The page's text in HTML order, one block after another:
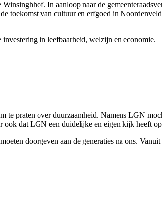
In aanloop naar de
toekomst van cultuur en erfgoed in
in leefbaarheid, welzijn en economie.
praten over duurzaamheid. Namens LGN
dat LGN een duidelijke en eigen kijk heeft
doorgeven aan de generaties na ons.